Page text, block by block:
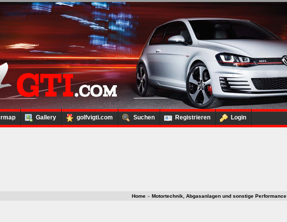
Gallery golfvigti.com Suchen Registrieren Login
Home » Motortechnik, Abgasanlagen und sonstige Performance